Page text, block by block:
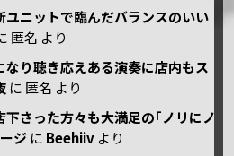
ユニットで臨んだバランスのいい
匿名 より
なり聴き応えある演奏に店内もス
に 匿名 より
下さった方々も大満足の｢ノリにノ
ジ に Beehiiv より